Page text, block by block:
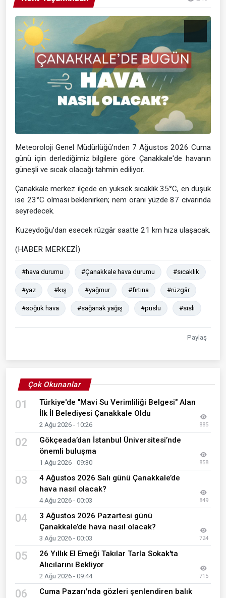
Meteoroloji Genel Müdürlüğü'nden 7 Ağustos 2026 Cuma
günü için derlediğimiz bilgilere göre Çanakkale'de havanın
güneşli ve sıcak olacağı tahmin ediliyor.
Çanakkale merkez ilçede en yüksek sıcaklık 35°C, en düşük
ise 23°C olması beklenirken; nem oranı yüzde 87 civarında
seyredecek.
Kuzeydoğu’dan esecek rüzgâr saatte 21 km hıza ulaşacak.
(HABER MERKEZİ)
#hava durumu #Çanakkale hava durumu #sıcaklık
#yaz #kış #yağmur #fırtına #rüzgâr
#soğuk hava #sağanak yağış #puslu #sisli
Paylaş
Çok Okunanlar
01
Türkiye'de "Mavi Su Verimliliği Belgesi" Alan
İlk İl Belediyesi Çanakkale Oldu
2 Ağu 2026 - 10:26 885
02
Gökçeada’dan İstanbul Üniversitesi’nde
önemli buluşma
1 Ağu 2026 - 09:30 858
03
4 Ağustos 2026 Salı günü Çanakkale’de
hava nasıl olacak?
4 Ağu 2026 - 00:03 849
04
3 Ağustos 2026 Pazartesi günü
Çanakkale’de hava nasıl olacak?
3 Ağu 2026 - 00:03 724
05
26 Yıllık El Emeği Takılar Tarla Sokak'ta
Alıcılarını Bekliyor
2 Ağu 2026 - 09:44 715
06
Cuma Pazarı'nda gözleri şenlendiren balık